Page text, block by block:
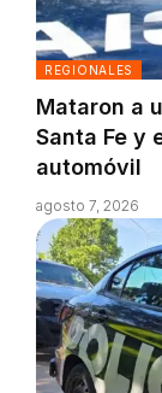
REGIONALES
Mataron a
Santa Fe y
automóvil
agosto 7, 2026